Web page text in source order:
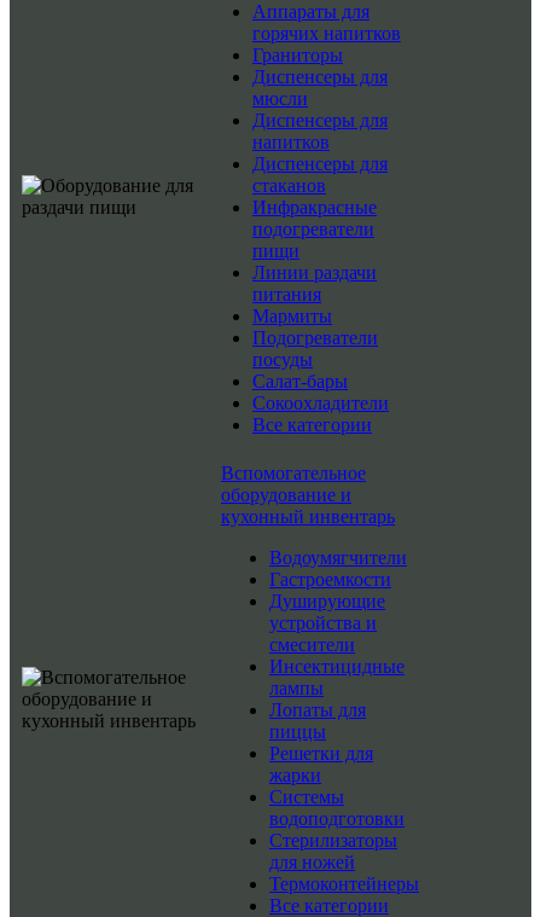
Аппараты для
горячих напитков
Граниторы
Диспенсеры для
мюсли
Диспенсеры для
напитков
Диспенсеры для
стаканов
Инфракрасные
подогреватели
пищи
Линии раздачи
питания
Мармиты
Подогреватели
посуды
Салат-бары
Сокоохладители
Все категории
Вспомогательное
оборудование и
кухонный инвентарь
Водоумягчители
Гастроемкости
Душирующие
устройства и
смесители
Инсектицидные
лампы
Лопаты для
пиццы
Решетки для
жарки
Системы
водоподготовки
Стерилизаторы
для ножей
Термоконтейнеры
Все категории